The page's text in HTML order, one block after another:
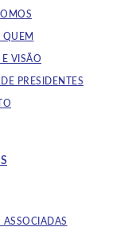
QUEM
VISÃO
PRESIDENTES
ASSOCIADAS